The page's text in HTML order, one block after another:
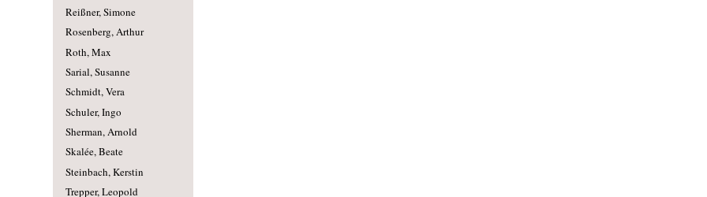
Reißner, Simone
Rosenberg, Arthur
Roth, Max
Sarial, Susanne
Schmidt, Vera
Schuler, Ingo
Sherman, Arnold
Skalée, Beate
Steinbach, Kerstin
Trepper, Leopold